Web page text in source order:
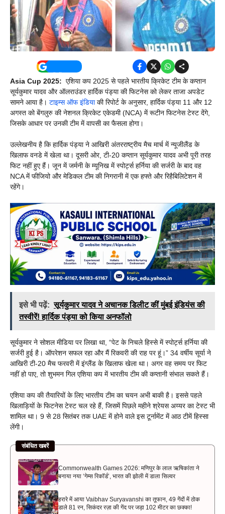
Asia Cup 2025: एशिया कप 2025 से पहले भारतीय क्रिकेट टीम के कप्तान
सूर्यकुमार यादव और ऑलराउंडर हार्दिक पंड्या की फिटनेस को लेकर ताजा अपडेट
सामने आया है। टाइम्स ऑफ इंडियाकी रिपोर्ट के अनुसार, हार्दिक पंड्या 11 और 12
अगस्त को बेंगलुरु की नेशनल क्रिकेट एकेडमी (NCA) में रूटीन फिटनेस टेस्ट देंगे,
जिसके आधार पर उनकी टीम में वापसी का फैसला होगा।
उल्लेखनीय है कि हार्दिक पंड्या ने आखिरी अंतरराष्ट्रीय मैच मार्च में न्यूजीलैंड के
खिलाफ वनडे में खेला था। दूसरी ओर, टी-20 कप्तान सूर्यकुमार यादव अभी पूरी तरह
फिट नहीं हुए हैं। जून में जर्मनी के म्यूनिख में स्पोर्ट्स हर्निया की सर्जरी के बाद वह
NCA में फीजियो और मेडिकल टीम की निगरानी में एक हफ्ते और रिहैबिलिटेशन में
रहेंगे।
इसे भी पढ़ें: सूर्यकुमार यादव ने अचानक डिलीट कीं मुंबई इंडियंस की
तस्वीरें! हार्दिक पंड्या को किया अनफॉलो
सूर्यकुमार ने सोशल मीडिया पर लिखा था, “पेट के निचले हिस्से में स्पोर्ट्स हर्निया की
सर्जरी हुई है। ऑपरेशन सफल रहा और मैं रिकवरी की राह पर हूं।” 34 वर्षीय सूर्या ने
आखिरी टी-20 मैच फरवरी में इंग्लैंड के खिलाफ खेला था। अगर वह समय पर फिट
नहीं हो पाए, तो शुभमन गिल एशिया कप में भारतीय टीम की कप्तानी संभाल सकते हैं।
एशिया कप की तैयारियों के लिए भारतीय टीम का चयन अभी बाकी है। इससे पहले
खिलाड़ियों के फिटनेस टेस्ट चल रहे हैं, जिसमें पिछले महीने श्रेयस अय्यर का टेस्ट भी
शामिल था। 9 से 28 सितंबर तक UAE में होने वाले इस टूर्नामेंट में आठ टीमें हिस्सा
लेंगी।
संबंधित खबरें
Commonwealth Games 2026: मणिपुर के लाल ऋषिकांता ने
बनाया नया ‘गेम्स रिकॉर्ड’, भारत की झोली में डाला सिल्वर
हरारे में आया Vaibhav Suryavanshi का तूफान, 49 गेंदों में ठोक
डाले 81 रन, सिकंदर रज़ा की गेंद पर जड़ा 102 मीटर का छक्का!